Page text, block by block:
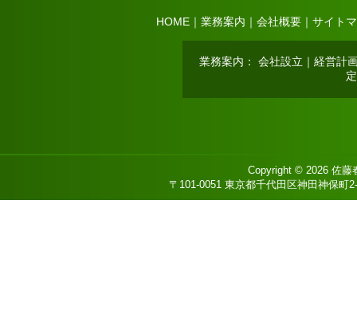
HOME ｜ 業務案内 ｜ 会社概要 ｜ サイト
業務案内 ： 会社設立 ｜ 経営計
Copyright © 2026 佐藤
〒101-0051 東京都千代田区神田神保町